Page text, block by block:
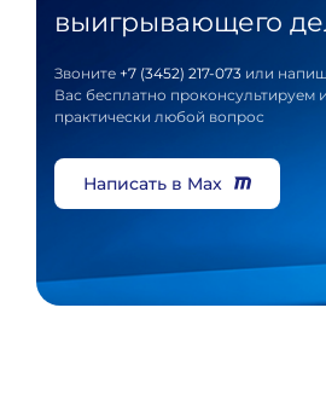
выигрывающего
Звоните +7 (3452) 217-073 или
Вас бесплатно
практически любой вопрос
Написать в Max